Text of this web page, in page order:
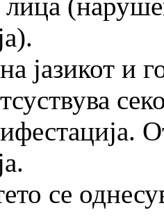
јазикот и
се